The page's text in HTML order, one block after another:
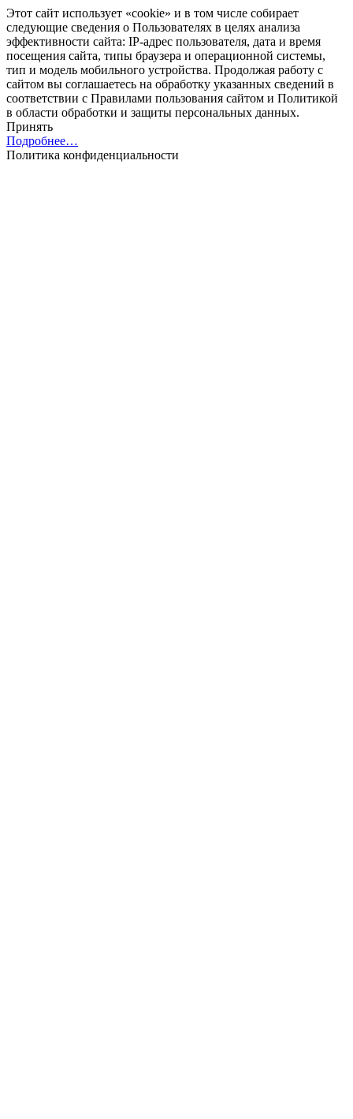
Этот cайт использует «cookie» и в том числе собирает
следующие сведения о Пользователях в целях анализа
эффективности cайта: IP-адрес пользователя, дата и время
посещения cайта, типы браузера и операционной системы,
тип и модель мобильного устройства. Продолжая работу с
cайтом вы соглашаетесь на обработку указанных сведений в
соответствии с Правилами пользования cайтом и Политикой
в области обработки и защиты персональных данных.
Принять
Подробнее…
Политика конфиденциальности